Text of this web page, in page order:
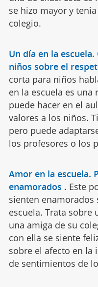
se hizo mayor y
colegio.
Un día en la
niños sobre el
corta para niños
en la escuela es una
puede hacer en el
valores a los niños.
pero puede
los profesores o los
Amor en la escuela.
enamorados . Este
sienten enamorados
escuela. Trata sobre
una amiga de su
con ella se siente
sobre el afecto en la
de sentimientos de